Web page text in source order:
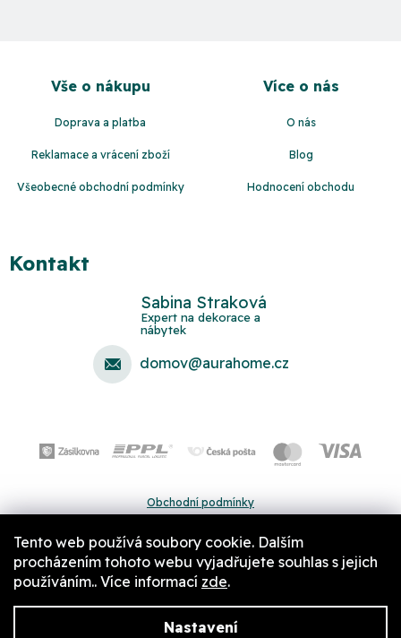
Tento web používá soubory cookie. Dalším
procházením tohoto webu vyjadřujete souhlas s jejich
používáním.. Více informací zde.
Nastavení
Vše o nákupu
Doprava a platba
Reklamace a vrácení zboží
Všeobecné obchodní podmínky
Více o nás
O nás
Blog
Hodnocení obchodu
Kontakt
Sabina Straková
domov@aurahome.cz
Obchodní podmínky
Pravidla a nastavení cookies